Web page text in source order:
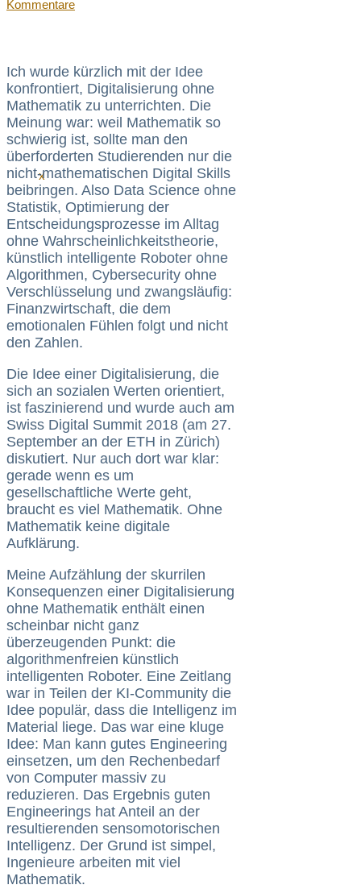
x
Kommentare
Ich wurde kürzlich mit der Idee
konfrontiert, Digitalisierung ohne
Mathematik zu unterrichten. Die
Meinung war: weil Mathematik so
schwierig ist, sollte man den
überforderten Studierenden nur die
nicht-mathematischen Digital Skills
beibringen. Also Data Science ohne
Statistik, Optimierung der
Entscheidungsprozesse im Alltag
ohne Wahrscheinlichkeitstheorie,
künstlich intelligente Roboter ohne
Algorithmen, Cybersecurity ohne
Verschlüsselung und zwangsläufig:
Finanzwirtschaft, die dem
emotionalen Fühlen folgt und nicht
den Zahlen.
Die Idee einer Digitalisierung, die
sich an sozialen Werten orientiert,
ist faszinierend und wurde auch am
Swiss Digital Summit 2018 (am 27.
September an der ETH in Zürich)
diskutiert. Nur auch dort war klar:
gerade wenn es um
gesellschaftliche Werte geht,
braucht es viel Mathematik. Ohne
Mathematik keine digitale
Aufklärung.
Meine Aufzählung der skurrilen
Konsequenzen einer Digitalisierung
ohne Mathematik enthält einen
scheinbar nicht ganz
überzeugenden Punkt: die
algorithmenfreien künstlich
intelligenten Roboter. Eine Zeitlang
war in Teilen der KI-Community die
Idee populär, dass die Intelligenz im
Material liege. Das war eine kluge
Idee: Man kann gutes Engineering
einsetzen, um den Rechenbedarf
von Computer massiv zu
reduzieren. Das Ergebnis guten
Engineerings hat Anteil an der
resultierenden sensomotorischen
Intelligenz. Der Grund ist simpel,
Ingenieure arbeiten mit viel
Mathematik.